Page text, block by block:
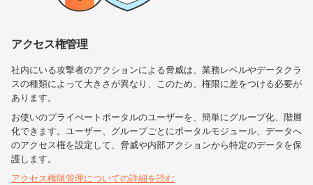
アクセス権管理
社内にいる攻撃者のアクションによる脅威は、業務レベルやデータクラ
スの種類によって大きさが異なり、このため、権限に差をつける必要が
あります。
お使いのプライぺートポータルのユーザーを、簡単にグループ化、階層
化できます。ユーザー、グループごとにポータルモジュール、データへ
のアクセス権を設定して、脅威や内部アクションから特定のデータを保
護します。
アクセス権限管理についての詳細を読む